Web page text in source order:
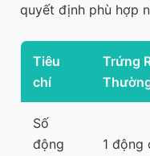
quyết định phù hợp
Tiêu
chí
Trứng
Số
động
1 động